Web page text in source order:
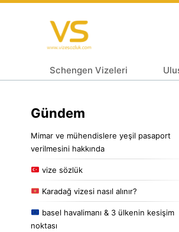
Schengen Vizeleri
Gündem
Mimar ve mühendislere yeşil pasaport
verilmesini hakkında
vize sözlük
Karadağ vizesi nasıl alınır?
basel havalimanı & 3 ülkenin kesişim
noktası